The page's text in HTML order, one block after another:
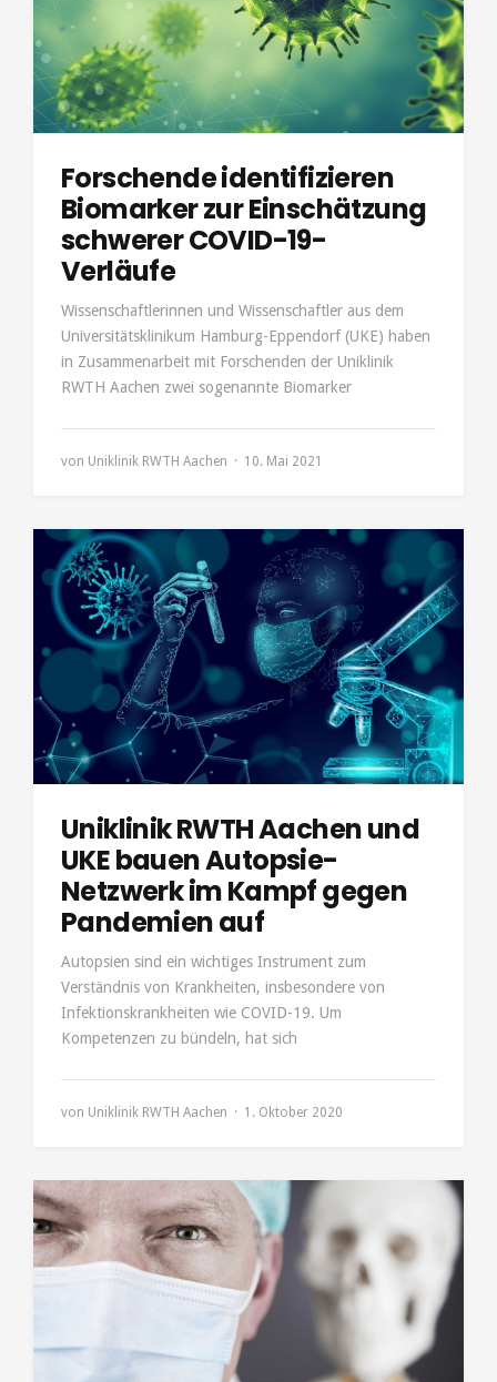
Forschende identifizieren
Biomarker zur Einschätzung
schwerer COVID-19-
Verläufe
Wissenschaftlerinnen und Wissenschaftler aus dem
Universitätsklinikum Hamburg-Eppendorf (UKE) haben
in Zusammenarbeit mit Forschenden der Uniklinik
RWTH Aachen zwei sogenannte Biomarker
von Uniklinik RWTH Aachen 10. Mai 2021
Uniklinik RWTH Aachen und
UKE bauen Autopsie-
Netzwerk im Kampf gegen
Pandemien auf
Autopsien sind ein wichtiges Instrument zum
Verständnis von Krankheiten, insbesondere von
Infektionskrankheiten wie COVID-19. Um
Kompetenzen zu bündeln, hat sich
von Uniklinik RWTH Aachen 1. Oktober 2020